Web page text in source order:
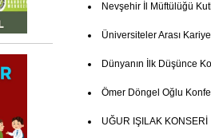
Nevşehir İl Müftülüğü
Üniversiteler Arası
Dünyanın İlk Düşünce
Ömer Döngel Oğlu
UĞUR IŞILAK KONSERİ